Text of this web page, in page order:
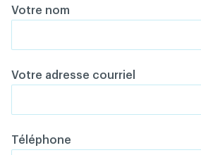
Votre nom
Votre adresse courriel
Téléphone